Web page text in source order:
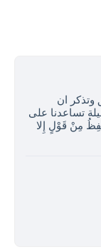
وتذكر ان
تساعدنا على
مِنْ قَوْلٍ إِلا